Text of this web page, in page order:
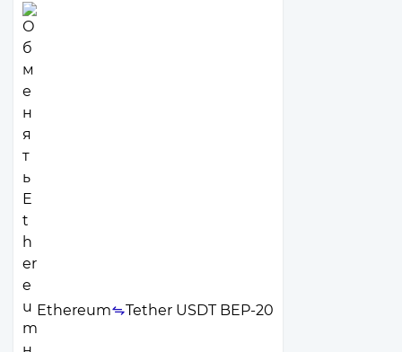
Ethereum Tether USDT BEP-20